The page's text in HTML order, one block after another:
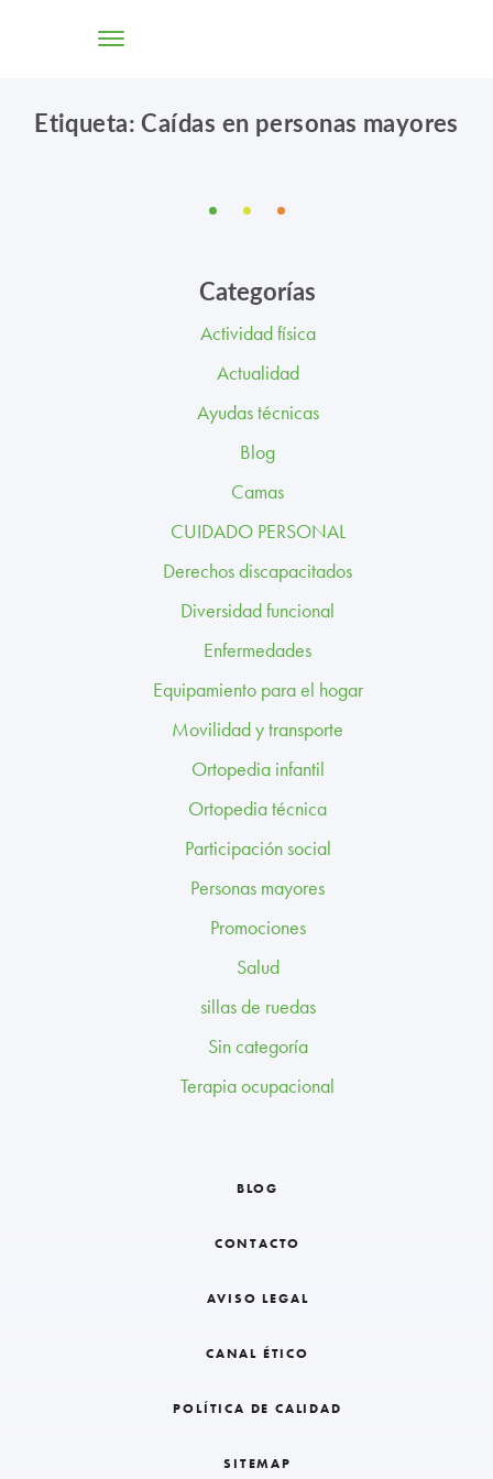
TIENDA ONLINE
CENTROS
PROFESIONALES
BLOG
CONTACTO
CANAL ÉTICO
Etiqueta: Caídas en personas mayores
Categorías
Actividad física
Actualidad
Ayudas técnicas
Blog
Camas
CUIDADO PERSONAL
Derechos discapacitados
Diversidad funcional
Enfermedades
Equipamiento para el hogar
Movilidad y transporte
Ortopedia infantil
Ortopedia técnica
Participación social
Personas mayores
Promociones
Salud
sillas de ruedas
Sin categoría
Terapia ocupacional
BLOG
CONTACTO
AVISO LEGAL
CANAL ÉTICO
POLÍTICA DE CALIDAD
SITEMAP